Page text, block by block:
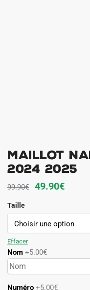
Maillot
2024 2025
99.90€
Le
initial
était :
49.90€Le
actuel
est :
Taille
Effacer
Nom +5.00€
Numéro +5.00€